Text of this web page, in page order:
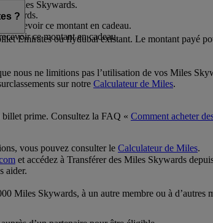
Miles Skywards.
recevoir ce montant en cadeau.
ce montant en cadeau.
?
Emirates ou flydubai existant. Le montant payé
nous ne limitions pas l’utilisation de vos Miles
sur notre Calculateur de Miles.
billet prime. Consultez la FAQ « Comment acheter
vous pouvez consulter le Calculateur de Miles.
et accédez à Transférer des Miles Skywards
aider.
Miles Skywards, à un autre membre ou à d’autres